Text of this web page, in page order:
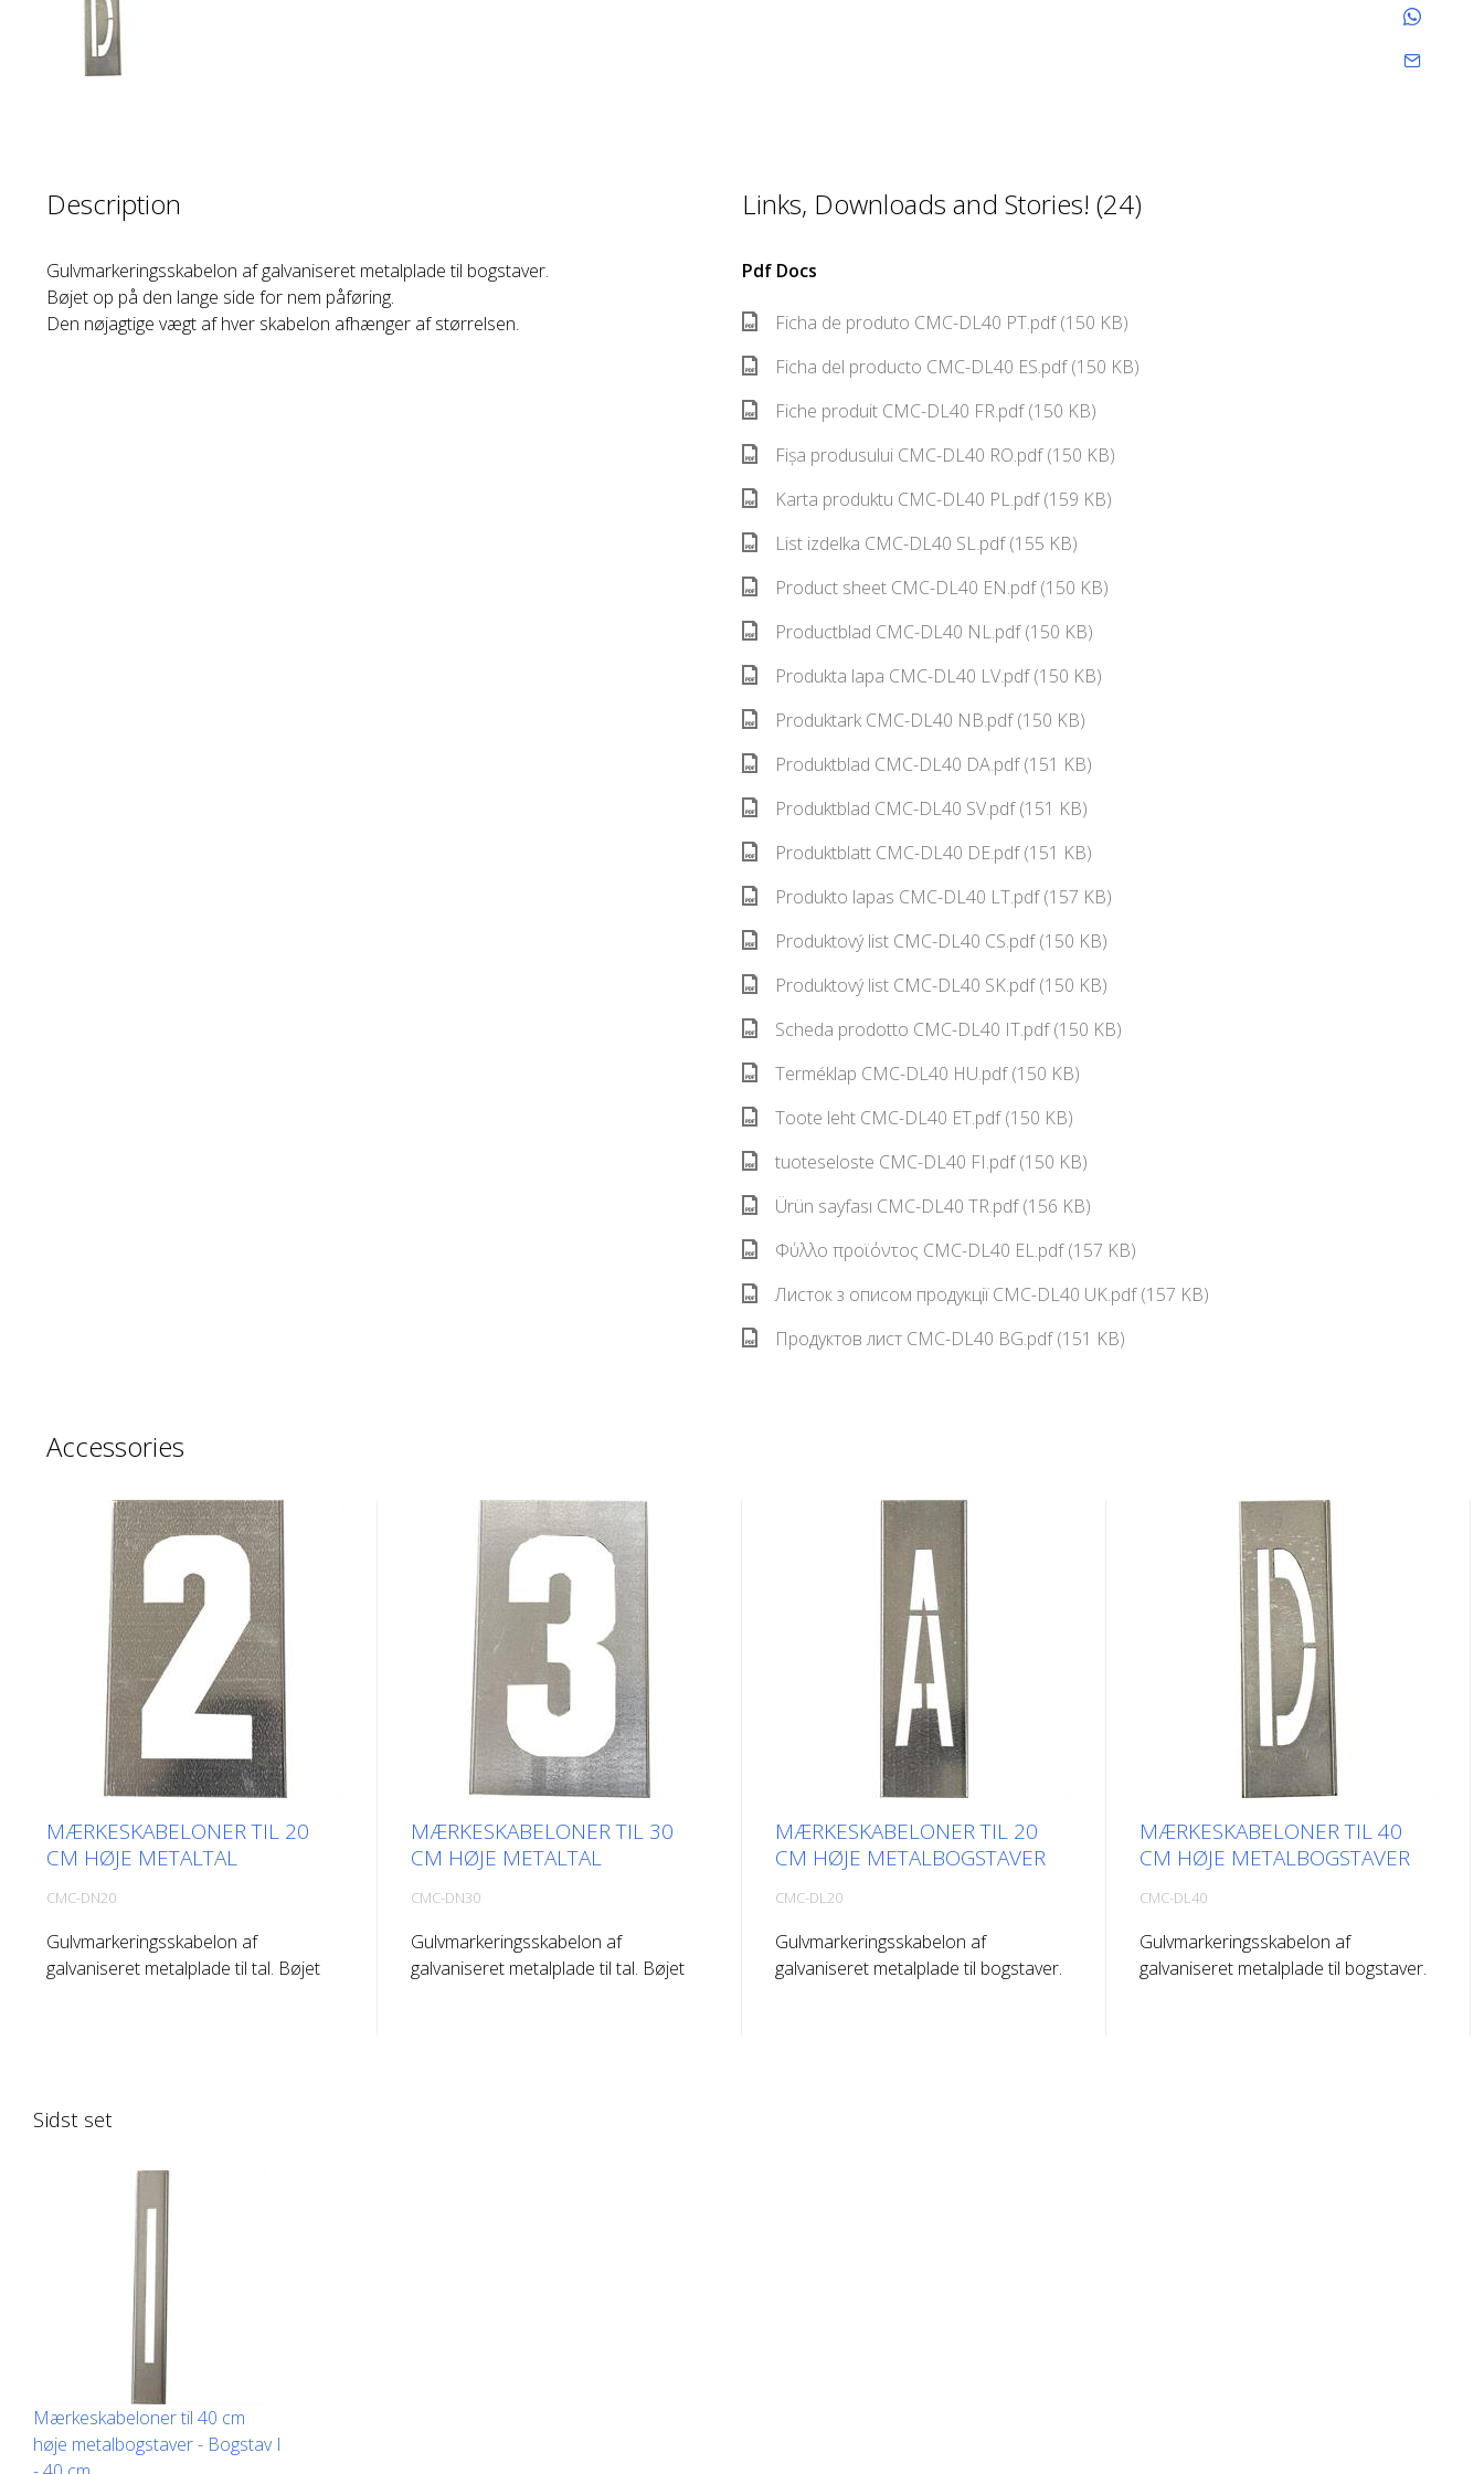
Description
Gulvmarkeringsskabelon af galvaniseret metalplade til bogstaver.
Bøjet op på den lange side for nem påføring.
Den nøjagtige vægt af hver skabelon afhænger af størrelsen.
Links, Downloads and Stories! (24)
Pdf Docs
Ficha de produto CMC-DL40 PT.pdf (150 KB)
Ficha del producto CMC-DL40 ES.pdf (150 KB)
Fiche produit CMC-DL40 FR.pdf (150 KB)
Fișa produsului CMC-DL40 RO.pdf (150 KB)
Karta produktu CMC-DL40 PL.pdf (159 KB)
List izdelka CMC-DL40 SL.pdf (155 KB)
Product sheet CMC-DL40 EN.pdf (150 KB)
Productblad CMC-DL40 NL.pdf (150 KB)
Produkta lapa CMC-DL40 LV.pdf (150 KB)
Produktark CMC-DL40 NB.pdf (150 KB)
Produktblad CMC-DL40 DA.pdf (151 KB)
Produktblad CMC-DL40 SV.pdf (151 KB)
Produktblatt CMC-DL40 DE.pdf (151 KB)
Produkto lapas CMC-DL40 LT.pdf (157 KB)
Produktový list CMC-DL40 CS.pdf (150 KB)
Produktový list CMC-DL40 SK.pdf (150 KB)
Scheda prodotto CMC-DL40 IT.pdf (150 KB)
Terméklap CMC-DL40 HU.pdf (150 KB)
Toote leht CMC-DL40 ET.pdf (150 KB)
tuoteseloste CMC-DL40 FI.pdf (150 KB)
Ürün sayfası CMC-DL40 TR.pdf (156 KB)
Φύλλο προϊόντος CMC-DL40 EL.pdf (157 KB)
Листок з описом продукції CMC-DL40 UK.pdf (157 KB)
Продуктов лист CMC-DL40 BG.pdf (151 KB)
Accessories
MÆRKESKABELONER TIL 20
CM HØJE METALTAL
CMC-DN20
Gulvmarkeringsskabelon af
galvaniseret metalplade til tal. Bøjet
MÆRKESKABELONER TIL 30
CM HØJE METALTAL
CMC-DN30
Gulvmarkeringsskabelon af
galvaniseret metalplade til tal. Bøjet
MÆRKESKABELONER TIL 20
CM HØJE METALBOGSTAVER
CMC-DL20
Gulvmarkeringsskabelon af
galvaniseret metalplade til bogstaver.
MÆRKESKABELONER TIL 40
CM HØJE METALBOGSTAVER
CMC-DL40
Gulvmarkeringsskabelon af
galvaniseret metalplade til bogstaver.
Sidst set
Mærkeskabeloner til 40 cm
høje metalbogstaver - Bogstav I